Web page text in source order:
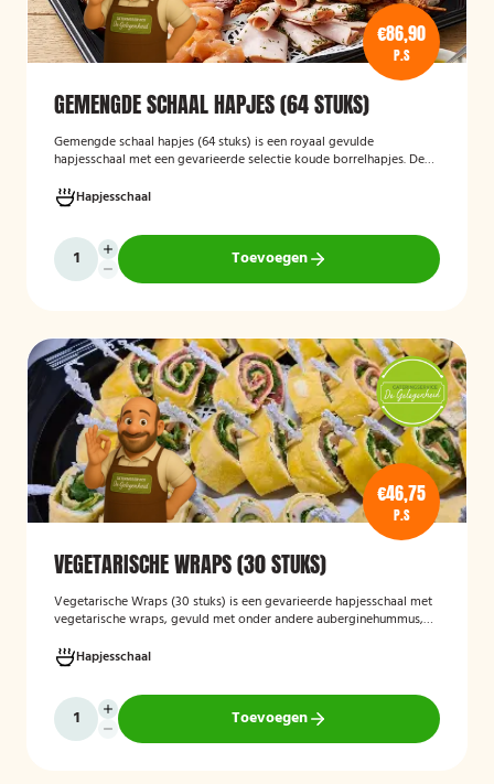
€86,90
P.S
GEMENGDE SCHAAL HAPJES (64 STUKS)
Gemengde schaal hapjes (64 stuks) is een royaal gevulde
hapjesschaal met een gevarieerde selectie koude borrelhapjes. De
recepties, bedrijfsborrels en andere feestelijke gelegenheden. Met
64 hapjes is deze schaal geschikt om een grotere groep gasten te
voorzien van smakelijke en gevarieerde snacks.
Hapjesschaal
Toevoegen
€46,75
P.S
VEGETARISCHE WRAPS (30 STUKS)
Vegetarische Wraps (30 stuks) is een gevarieerde hapjesschaal met
vegetarische wraps, gevuld met onder andere auberginehummus,
smaakvolle en kleurrijke keuze voor borrels, feesten of zakelijke
bijeenkomsten, geschikt voor gasten die vegetarisch eten.
Hapjesschaal
Toevoegen